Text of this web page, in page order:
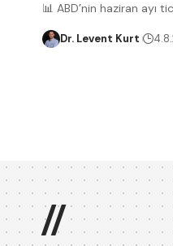
📊 ABD’nin haziran ayı
Dr. Levent Kurt
//